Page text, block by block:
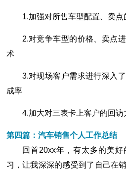
1.加强对所售车型配置、卖点
2.对竞争车型的价格、卖点
术
3.对现场客户需求进行深入
成率
4.加大对三表卡上客户的回访
第四篇：汽车销售个人工作总结
回首20xx年，有太多的美
习，让我深深的感受到了自己在